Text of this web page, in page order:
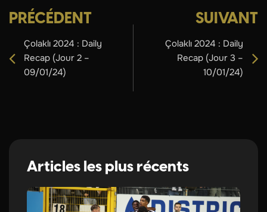
PRÉCÉDENT
Çolaklı 2024 : Daily
Recap (Jour 2 –
09/01/24)
SUIVANT
Çolaklı 2024 : Daily
Recap (Jour 3 –
10/01/24)
Articles les plus récents